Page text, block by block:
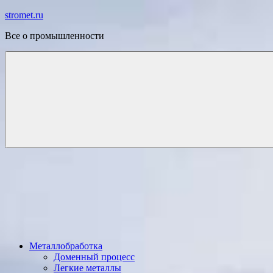
Перейти
содержимому
stromet.ru
Все о промышленности
Металлобработка
Доменный процесс
Легкие металлы